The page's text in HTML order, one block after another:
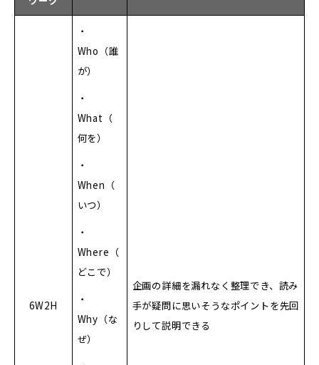
6W2H
・
Who（誰
が）
・
What（
何を）
・
When（
いつ）
・
Where（
どこで）
・
Why（な
ぜ）
企画の詳細を漏れなく整理でき、読み
手が疑問に思いそうなポイントを先回
りして説明できる